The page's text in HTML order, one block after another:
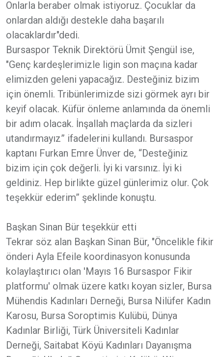
Onlarla beraber olmak istiyoruz. Çocuklar da
onlardan aldığı destekle daha başarılı
olacaklardır"dedi.
Bursaspor Teknik Direktörü Ümit Şengül ise,
"Genç kardeşlerimizle ligin son maçına kadar
elimizden geleni yapacağız. Desteğiniz bizim
için önemli. Tribünlerimizde sizi görmek ayrı bir
keyif olacak. Küfür önleme anlamında da önemli
bir adım olacak. İnşallah maçlarda da sizleri
utandırmayız” ifadelerini kullandı. Bursaspor
kaptanı Furkan Emre Ünver de, “Desteğiniz
bizim için çok değerli. İyi ki varsınız. İyi ki
geldiniz. Hep birlikte güzel günlerimiz olur. Çok
teşekkür ederim” şeklinde konuştu.
Başkan Sinan Bür teşekkür etti
Tekrar söz alan Başkan Sinan Bür, "Öncelikle fikir
önderi Ayla Efeile koordinasyon konusunda
kolaylaştırıcı olan 'Mayıs 16 Bursaspor Fikir
platformu' olmak üzere katkı koyan sizler, Bursa
Mühendis Kadınları Derneği, Bursa Nilüfer Kadın
Karosu, Bursa Soroptimis Kulübü, Dünya
Kadınlar Birliği, Türk Üniversiteli Kadınlar
Derneği, Saitabat Köyü Kadınları Dayanışma